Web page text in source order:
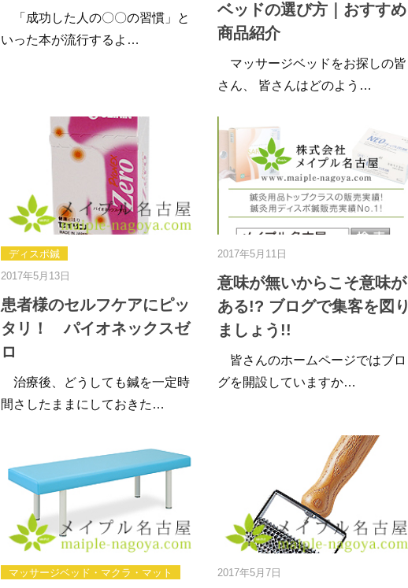
「成功した人の〇〇の習慣」と
いった本が流行するよ…
ベッドの選び方｜おすすめ
商品紹介
マッサージベッドをお探しの皆
さん、 皆さんはどのよう…
ディスポ鍼
2017年5月13日
患者様のセルフケアにピッ
タリ！ パイオネックスゼ
ロ
治療後、どうしても鍼を一定時
間さしたままにしておきた…
2017年5月11日
意味が無いからこそ意味が
ある!? ブログで集客を図り
ましょう!!
皆さんのホームページではブロ
グを開設していますか…
マッサージベッド・マクラ・マット
2017年5月7日